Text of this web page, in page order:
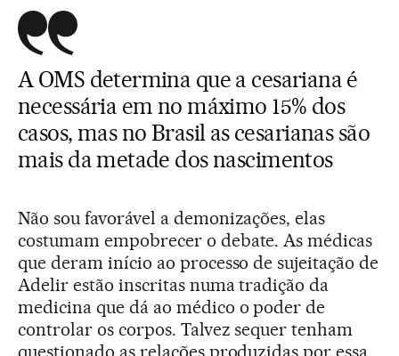
A OMS determina que a cesariana é
necessária em no máximo 15% dos
casos, mas no Brasil as cesarianas são
mais da metade dos nascimentos
Não sou favorável a demonizações, elas
costumam empobrecer o debate. As médicas
que deram início ao processo de sujeitação de
Adelir estão inscritas numa tradição da
medicina que dá ao médico o poder de
controlar os corpos. Talvez sequer tenham
questionado as relações produzidas por essa